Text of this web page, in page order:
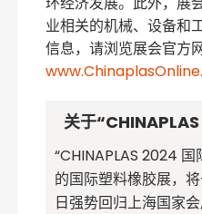
业相关的机械、设备和
信息，请浏览展会官方网
关于
“CHINAPLAS 2024
的国际塑料橡胶展，
日强势回归上海国家